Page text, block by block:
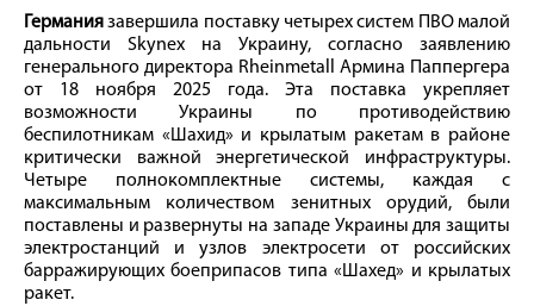
Германиязавершила поставку четырех систем ПВО малой
дальности Skynex на Украину, согласно заявлению
генерального директора Rheinmetall Армина Паппергера
от 18 ноября 2025 года. Эта поставка укрепляет
возможности Украины по противодействию
беспилотникам «Шахид» и крылатым ракетам в районе
критически важной энергетической инфраструктуры.
Четыре полнокомплектные системы, каждая с
максимальным количеством зенитных орудий, были
поставлены и развернуты на западе Украины для защиты
электростанций и узлов электросети от российских
барражирующих боеприпасов типа «Шахед» и крылатых
ракет.